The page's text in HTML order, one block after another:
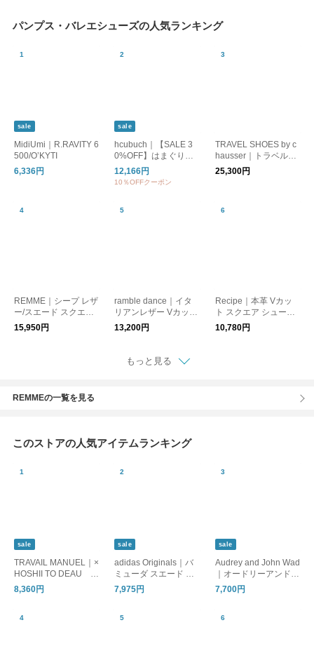
パンプス・バレエシューズの人気ランキング
sale
MidiUmi｜R.RAVITY 6
500/O’KYTI
6,336円
sale
hcubuch｜【SALE 3
0%OFF】はまぐりが
たカウレザーサボ h03
5/H035B
12,166円
10％OFFクーポン
TRAVEL SHOES by c
hausser｜トラベルシ
ューズ バイ ショセ TR
-006 ストラップヒー
25,300円
REMME｜シープ レザ
ー/スエード スクエア
トゥ パンプス zh-26w
005
15,950円
ramble dance｜イタ
リアンレザー Vカット
パンプス フラットシ
ューズ オケージョン
749 ランブルダンス
13,200円
Recipe｜本革 Vカッ
ト スクエア シューズ
Recipe RP-267｜靴
レザー
10,780円
もっと見る
REMMEの一覧を見る
このストアの人気アイテムランキング
sale
TRAVAIL MANUEL｜×
HOSHII TO DEAU ar
anciato別注 強撚 クー
ル天竺 アンダー ジョ
-same1-fn
8,360円
sale
adidas Originals｜バ
ミューダ スエード ス
ニーカー BRMD W br
md-w
7,975円
sale
Audrey and John Wad
｜オードリーアンドジ
ョンワッド コットン
ダブルシルケット天竺
オーバー l6955
7,700円